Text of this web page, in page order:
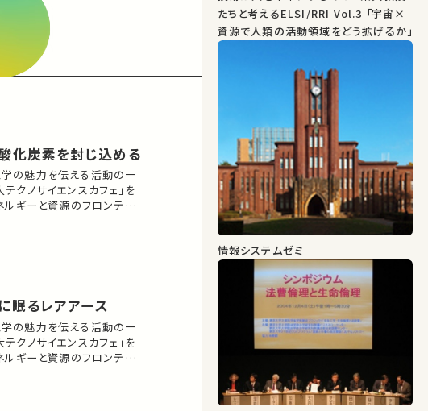
化炭素を封じ込める
の魅力を伝える活動の一
クノサイエンスカフェ」を
ルギーと資源のフロンティ
眠るレアアース
の魅力を伝える活動の一
クノサイエンスカフェ」を
ルギーと資源のフロンティ
「レアアー
たちと考えるELSI/RRI Vol.3 「宇宙×
資源で人類の活動領域をどう拡げるか」
情報システムゼミ